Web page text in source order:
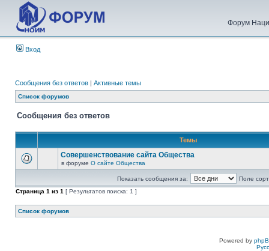
Форум
Вход
Сообщения без ответов | Активные темы
Список форумов
Сообщения без ответов
Темы
Совершенствование сайта Общества
в форуме О сайте Общества
Показать сообщения за:
Поле
Страница 1 из 1 [ Результатов поиска: 1 ]
Список форумов
Powered by